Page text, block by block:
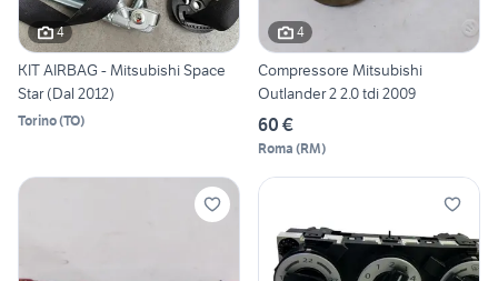
4
KIT AIRBAG - Mitsubishi Space
Star (Dal 2012)
Torino(TO)
4
Compressore Mitsubishi
Outlander 2 2.0 tdi 2009
60 €
Roma (RM)